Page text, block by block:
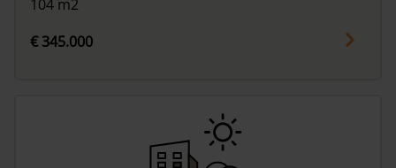
104 m2
€ 345.000